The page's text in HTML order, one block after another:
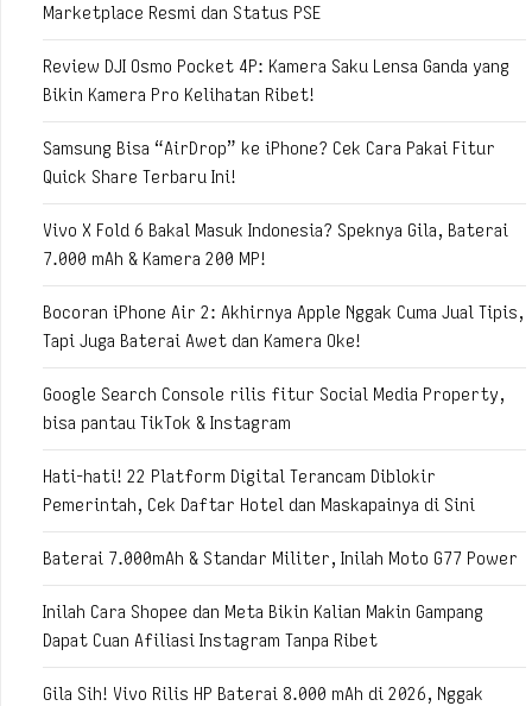
Marketplace Resmi dan Status PSE
Review DJI Osmo Pocket 4P: Kamera Saku Lensa Ganda yang
Bikin Kamera Pro Kelihatan Ribet!
Samsung Bisa “AirDrop” ke iPhone? Cek Cara Pakai Fitur
Quick Share Terbaru Ini!
Vivo X Fold 6 Bakal Masuk Indonesia? Speknya Gila, Baterai
7.000 mAh & Kamera 200 MP!
Bocoran iPhone Air 2: Akhirnya Apple Nggak Cuma Jual Tipis,
Tapi Juga Baterai Awet dan Kamera Oke!
Google Search Console rilis fitur Social Media Property,
bisa pantau TikTok & Instagram
Hati-hati! 22 Platform Digital Terancam Diblokir
Pemerintah, Cek Daftar Hotel dan Maskapainya di Sini
Baterai 7.000mAh & Standar Militer, Inilah Moto G77 Power
Inilah Cara Shopee dan Meta Bikin Kalian Makin Gampang
Dapat Cuan Afiliasi Instagram Tanpa Ribet
Gila Sih! Vivo Rilis HP Baterai 8.000 mAh di 2026, Nggak